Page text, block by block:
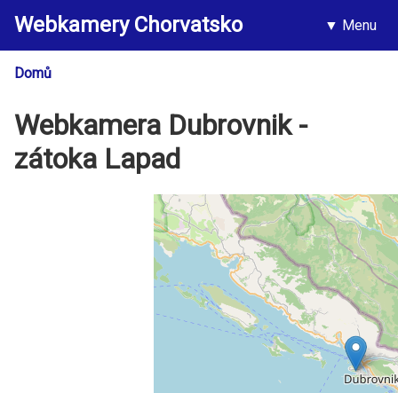
Webkamery Chorvatsko
Hlavní
Menu
navigace
Domů
Webkamera Dubrovnik -
zátoka Lapad